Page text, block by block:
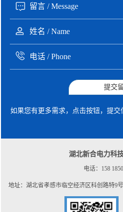
提交
如果您有更多需求，点击按钮，提交
湖北新合电力科
电话：158
地址：湖北省孝感市临空经济区科创路特9